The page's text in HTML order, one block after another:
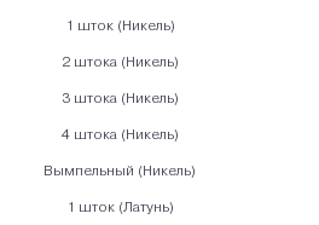
1 шток (Никель)
2 штока (Никель)
3 штока (Никель)
4 штока (Никель)
Вымпельный (Никель)
1 шток (Латунь)